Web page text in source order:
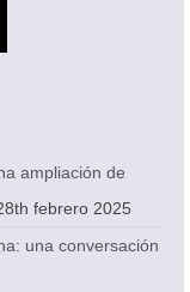
ampliación de
febrero 2025
una conversación